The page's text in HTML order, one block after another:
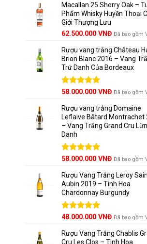
Macallan 25 Sherry Oak –
Phẩm Whisky Huyền Thoại
Giới Thượng Lưu
Giá
là:
65.000.000 VNĐ.
62.500.000 VNĐGiá
tại
là:
62.500.000
Đã bao gồm
Rượu vang trắng Château
Brion Blanc 2016 – Vang
Trứ Danh Của Bordeaux
Được xếp
5 sao
58.000.000 VNĐ Đã bao gồm
Rượu vang trắng Domaine
Leflaive Bâtard Montrachet
– Vang Trắng Grand Cru
Danh
Được xếp
5 sao
58.000.000 VNĐ Đã bao gồm
Rượu Vang Trắng Leroy
Aubin 2019 – Tinh Hoa
Chardonnay Burgundy
Được xếp
5 sao
48.000.000 VNĐ Đã bao gồm
Rượu Vang Trắng Chablis
Cru Les Clos – Tinh Hoa